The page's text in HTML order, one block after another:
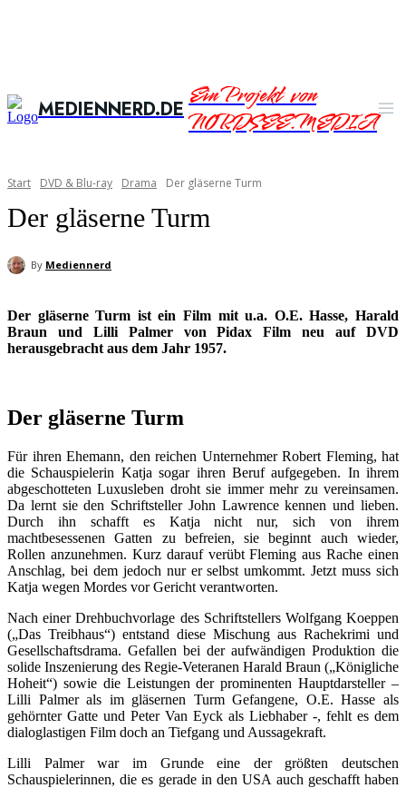
MEDIENNERD.DEEin Projekt von
NORDSEE.MEDIA
Start DVD & Blu-ray Drama Der gläserne Turm
Der gläserne Turm
By Mediennerd
Der gläserne Turm ist ein Film mit u.a. O.E. Hasse, Harald
Braun und Lilli Palmer von Pidax Film neu auf DVD
herausgebracht aus dem Jahr 1957.
Der gläserne Turm
Für ihren Ehemann, den reichen Unternehmer Robert Fleming, hat
die Schauspielerin Katja sogar ihren Beruf aufgegeben. In ihrem
abgeschotteten Luxusleben droht sie immer mehr zu vereinsamen.
Da lernt sie den Schriftsteller John Lawrence kennen und lieben.
Durch ihn schafft es Katja nicht nur, sich von ihrem
machtbesessenen Gatten zu befreien, sie beginnt auch wieder,
Rollen anzunehmen. Kurz darauf verübt Fleming aus Rache einen
Anschlag, bei dem jedoch nur er selbst umkommt. Jetzt muss sich
Katja wegen Mordes vor Gericht verantworten.
Nach einer Drehbuchvorlage des Schriftstellers Wolfgang Koeppen
(„Das Treibhaus“) entstand diese Mischung aus Rachekrimi und
Gesellschaftsdrama. Gefallen bei der aufwändigen Produktion die
solide Inszenierung des Regie-Veteranen Harald Braun („Königliche
Hoheit“) sowie die Leistungen der prominenten Hauptdarsteller –
Lilli Palmer als im gläsernen Turm Gefangene, O.E. Hasse als
gehörnter Gatte und Peter Van Eyck als Liebhaber -, fehlt es dem
dialoglastigen Film doch an Tiefgang und Aussagekraft.
Lilli Palmer war im Grunde eine der größten deutschen
Schauspielerinnen, die es gerade in den USA auch geschafft haben